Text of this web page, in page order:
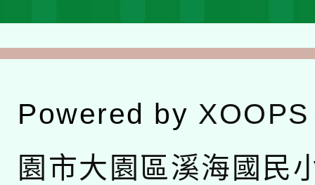
Powered by XOOPS
園市大園區溪海國民